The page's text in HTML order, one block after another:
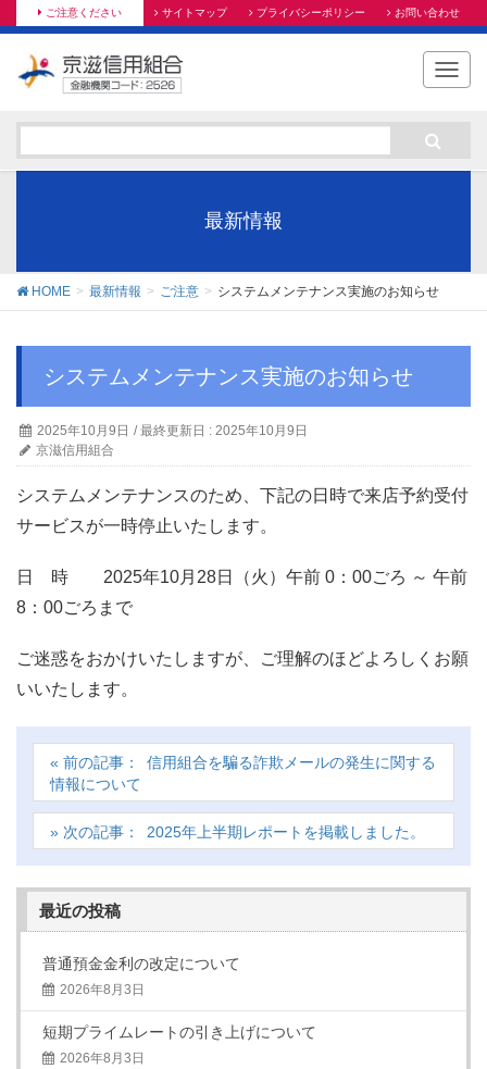
ご注意ください サイトマップ プライバシーポリシー お問い合わせ
T
l
g
o
最新情報
HOME 最新情報 ご注意 システムメンテナンス実施のお知らせ
システムメンテナンス実施のお知らせ
2025年10月9日 / 最終更新日 : 2025年10月9日
京滋信用組合
システムメンテナンスのため、下記の日時で来店予約受付
サービスが一時停止いたします。
日 時 2025年10月28日（火）午前 0：00ごろ ～ 午前
8：00ごろまで
ご迷惑をおかけいたしますが、ご理解のほどよろしくお願
いいたします。
信用組合を騙る詐欺メールの発生に関する
情報について
2025年上半期レポートを掲載しました。
最近の投稿
普通預金金利の改定について
2026年8月3日
短期プライムレートの引き上げについて
2026年8月3日